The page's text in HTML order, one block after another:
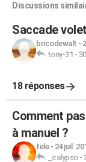
Discussions
Saccade
bricodewalt -
tony-31 -
18 réponses
Comment
à manuel ?
tele- 24 juil.
_calypso-